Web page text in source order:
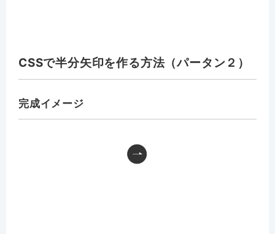
CSSで半分矢印を作る方法（パータン２）
完成イメージ